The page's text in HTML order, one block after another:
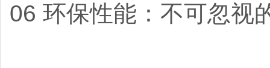
06 环保性能：不可忽视